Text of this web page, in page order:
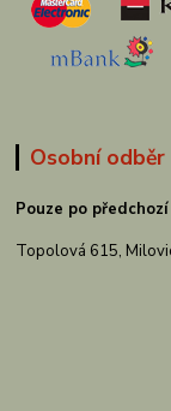
Osobní odběr
Pouze po
Topolová 615,